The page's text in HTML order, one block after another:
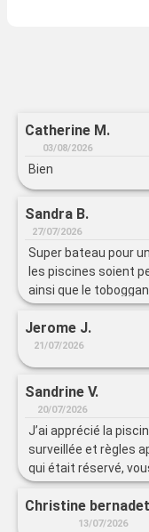
Catherine M.
03/08/2026
Bien
Sandra B.
27/07/2026
Super bateau pour
les piscines soient
ainsi que le
la literie,
chères) et le
Jerome J.
21/07/2026
Sandrine V.
20/07/2026
J’ai apprécié la
surveillée et règles
qui était réservé,
reproche aucun coin
croisières où il y
zéro coin d’ombre
Christine
13/07/2026